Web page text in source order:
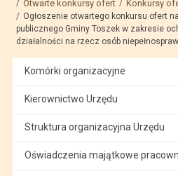
Otwarte konkursy ofert
Konkursy
Ogłoszenie otwartego konkursu ofert
publicznego Gminy Toszek w zakresie
działalności na rzecz osób
Komórki organizacyjne
Kierownictwo Urzędu
Struktura organizacyjna Urzędu
Oświadczenia majątkowe